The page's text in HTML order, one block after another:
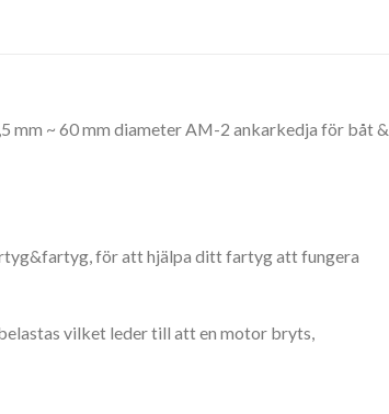
~ 60 mm diameter AM-2 ankarkedja för båt &
för att hjälpa ditt fartyg att fungera
vilket leder till att en motor bryts,